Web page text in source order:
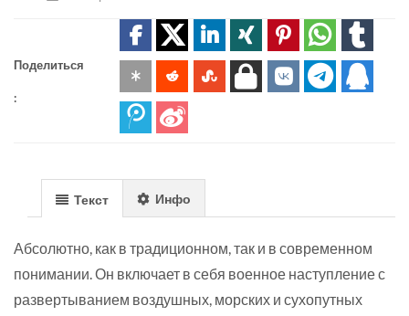
Поделиться
:
Текст Инфо
Абсолютно, как в традиционном, так и в современном
понимании. Он включает в себя военное наступление с
развертыванием воздушных, морских и сухопутных